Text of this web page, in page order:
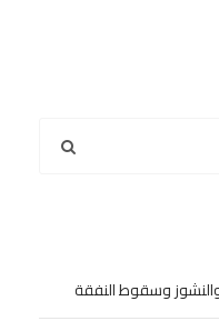
وسقوط النفقة